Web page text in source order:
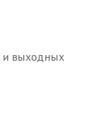
и выходных